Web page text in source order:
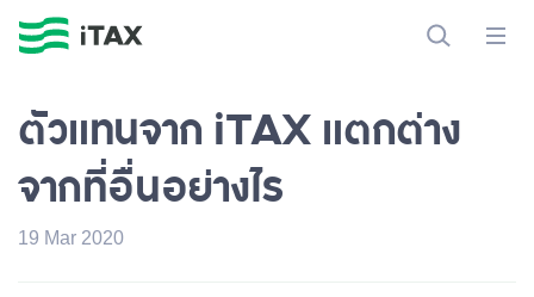
ตัวแทนจาก iTAX แตกต่าง
จากที่อื่นอย่างไร
19 Mar 2020